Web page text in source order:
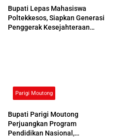
Bupati Lepas Mahasiswa
Poltekkesos, Siapkan Generasi
Penggerak Kesejahteraan
Parigi Moutong
Bupati Parigi Moutong
Perjuangkan Program
Pendidikan Nasional,